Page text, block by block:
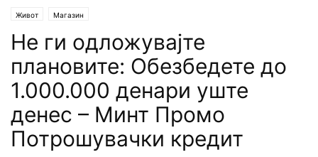
Живот Магазин
Не ги одложувајте
плановите: Обезбедете до
1.000.000 денари уште
денес – Минт Промо
Потрошувачки кредит